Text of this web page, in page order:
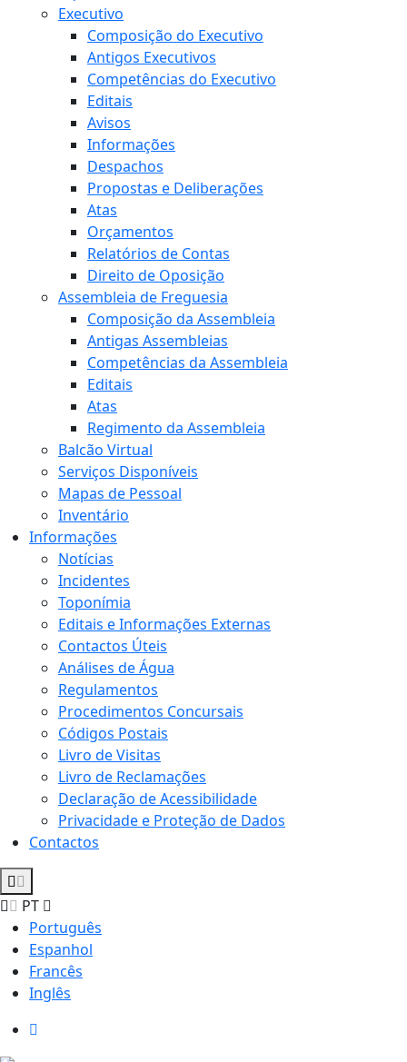
Executivo
Composição do Executivo
Antigos Executivos
Competências do Executivo
Editais
Avisos
Informações
Despachos
Propostas e Deliberações
Atas
Orçamentos
Relatórios de Contas
Direito de Oposição
Assembleia de Freguesia
Composição da Assembleia
Antigas Assembleias
Competências da Assembleia
Editais
Atas
Regimento da Assembleia
Balcão Virtual
Serviços Disponíveis
Mapas de Pessoal
Inventário
Informações
Notícias
Incidentes
Toponímia
Editais e Informações Externas
Contactos Úteis
Análises de Água
Regulamentos
Procedimentos Concursais
Códigos Postais
Livro de Visitas
Livro de Reclamações
Declaração de Acessibilidade
Privacidade e Proteção de Dados
Contactos
PT
Português
Espanhol
Francês
Inglês